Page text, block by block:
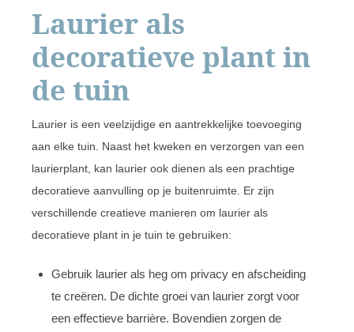
Laurier als
decoratieve plant in
de tuin
Laurier is een veelzijdige en aantrekkelijke toevoeging
aan elke tuin. Naast het kweken en verzorgen van een
laurierplant, kan laurier ook dienen als een prachtige
decoratieve aanvulling op je buitenruimte. Er zijn
verschillende creatieve manieren om laurier als
decoratieve plant in je tuin te gebruiken:
Gebruik laurier als heg om privacy en afscheiding
te creëren. De dichte groei van laurier zorgt voor
een effectieve barrière. Bovendien zorgen de